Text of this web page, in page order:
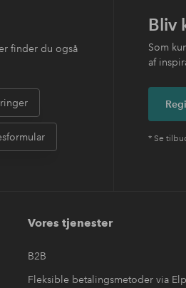
finder du også
Bliv
Som
af
* Se
Vores tjenester
B2B
Fleksible betalingsmetoder via